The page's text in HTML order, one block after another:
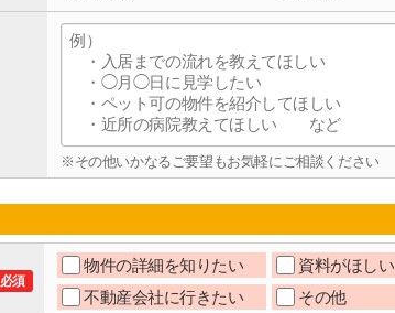
※その他いかなるご要望もお気軽にご相談ください
必須
物件の詳細を知りたい 資料がほしい
不動産会社に行きたい
その他